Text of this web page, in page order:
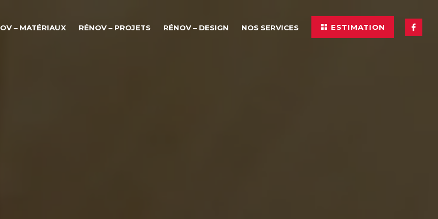
– MATÉRIAUX RÉNOV – PROJETS RÉNOV – DESIGN NOS SERVICES ESTIMATION